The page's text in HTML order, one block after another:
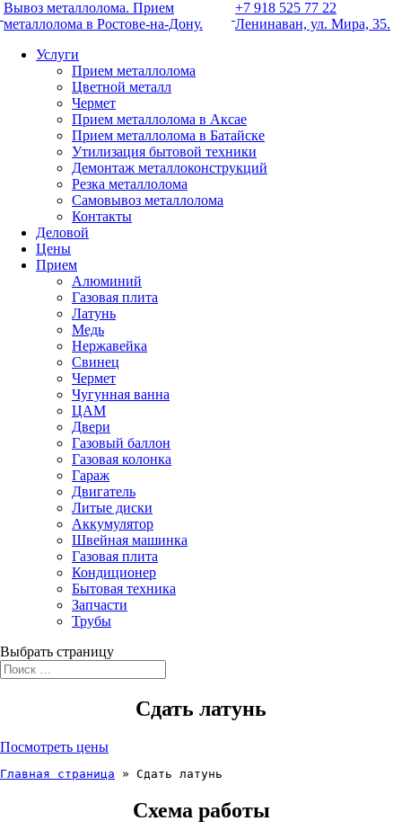
Вывоз металлолома. Прием
металлолома в Ростове-на-Дону.
+7 918 525 77 22
Ленинаван, ул. Мира, 35.
Услуги
Прием металлолома
Цветной металл
Чермет
Прием металлолома в Аксае
Прием металлолома в Батайске
Утилизация бытовой техники
Демонтаж металлоконструкций
Резка металлолома
Самовывоз металлолома
Контакты
Деловой
Цены
Прием
Алюминий
Газовая плита
Латунь
Медь
Нержавейка
Свинец
Чермет
Чугунная ванна
ЦАМ
Двери
Газовый баллон
Газовая колонка
Гараж
Двигатель
Литые диски
Аккумулятор
Швейная машинка
Газовая плита
Кондиционер
Бытовая техника
Запчасти
Трубы
Выбрать страницу
Сдать латунь
Посмотреть цены
Главная страница » Сдать латунь
Схема работы